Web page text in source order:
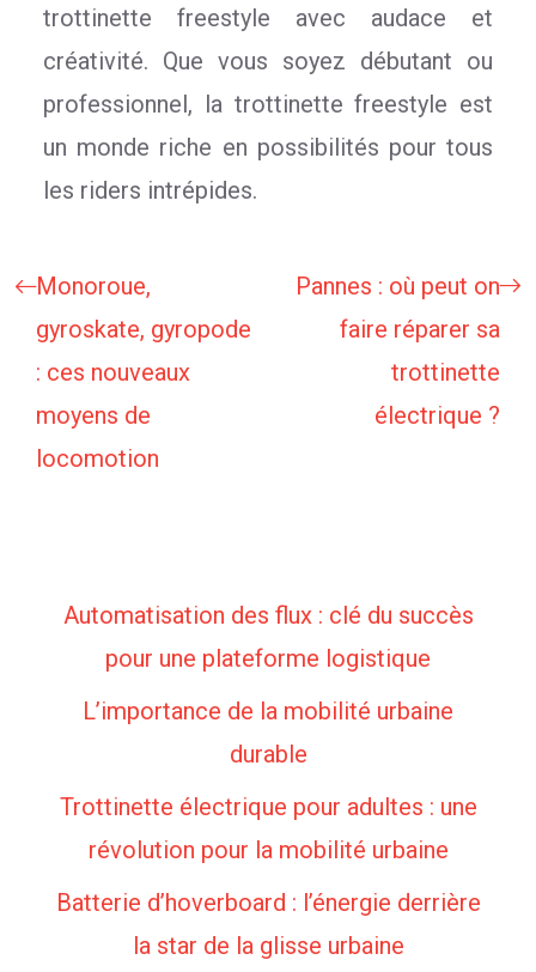
trottinette freestyle avec audace et
créativité. Que vous soyez débutant ou
professionnel, la trottinette freestyle est
un monde riche en possibilités pour tous
les riders intrépides.
Monoroue,
gyroskate, gyropode
: ces nouveaux
moyens de
locomotion
Pannes : où peut on
faire réparer sa
trottinette
électrique ?
Automatisation des flux : clé du succès
pour une plateforme logistique
L’importance de la mobilité urbaine
durable
Trottinette électrique pour adultes : une
révolution pour la mobilité urbaine
Batterie d’hoverboard : l’énergie derrière
la star de la glisse urbaine